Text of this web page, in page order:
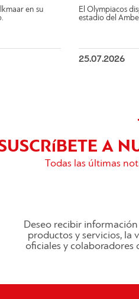
en su
El Olympiacos
estadio del
25.07.2026
A
Todas las últimas
Deseo recibir
productos y servicios, la
oficiales y colaboradores